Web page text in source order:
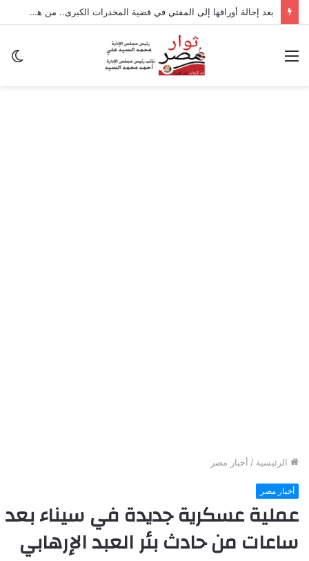
بعد إحالة أوراقها إلى المفتي في قضية المخدرات الكبرى.. من هي سارة خليفة؟
القائمة
الرئيسية / أخبار مصر
أخبار مصر
عملية عسكرية جديدة في سيناء بعد
ساعات من حادث بئر العبد الإرهابي